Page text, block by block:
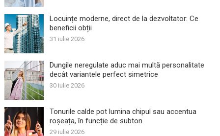
Locuințe moderne, direct de la dezvoltator: Ce
beneficii obții
31 iulie 2026
Dungile neregulate aduc mai multă personalitate
decât variantele perfect simetrice
30 iulie 2026
Tonurile calde pot lumina chipul sau accentua
roșeața, în funcție de subton
29 iulie 2026